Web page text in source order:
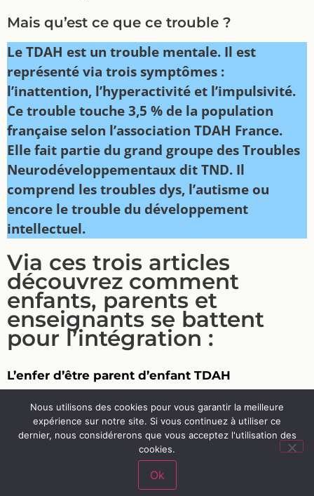
Mais qu’est ce que ce trouble ?
Le TDAH est un trouble mentale. Il est
représenté via trois symptômes :
l’inattention, l’hyperactivité et l’impulsivité.
Ce trouble touche 3,5 % de la population
française selon l’association TDAH France.
Elle fait partie du grand groupe des Troubles
Neurodéveloppementaux dit TND. Il
comprend les troubles dys, l’autisme ou
encore le trouble du développement
intellectuel.
Via ces trois articles
découvrez comment
enfants, parents et
enseignants se battent
pour l’intégration :
L’enfer d’être parent d’enfant TDAH
Un diagnostique qui prend du temps
Le milieu scolaire, déterminant dans l’avenir de
Nous utilisons des cookies pour vous garantir la meilleure
expérience sur notre site. Si vous continuez à utiliser ce
dernier, nous considérerons que vous acceptez l'utilisation des
cookies.
Ok